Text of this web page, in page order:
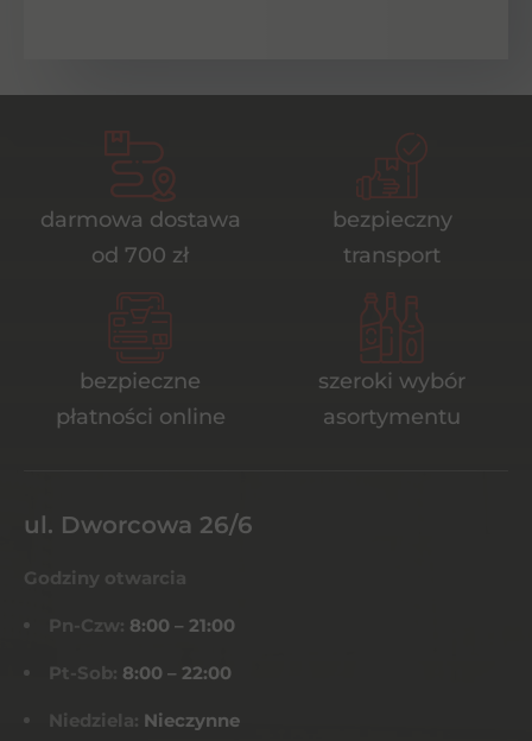
darmowa dostawa
od 700 zł
bezpieczny
transport
bezpieczne
płatności online
szeroki wybór
asortymentu
ul. Dworcowa 26/6
Godziny otwarcia
Pn-Czw: 8:00 – 21:00
Pt-Sob: 8:00 – 22:00
Niedziela: Nieczynne